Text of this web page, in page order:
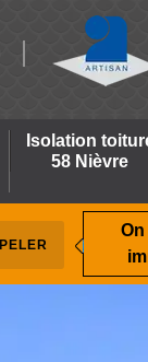
Isolation
58 Nièvre